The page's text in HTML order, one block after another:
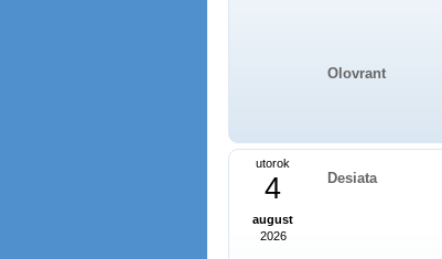
Olovrant
utorok
4
august
2026
Desiata